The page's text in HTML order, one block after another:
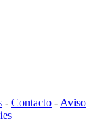
- Contacto - Aviso